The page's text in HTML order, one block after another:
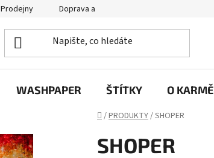
Prodejny Doprava a platba
WASHPAPER ŠTÍTKY O KARMĚ
Domů
/PRODUKTY/SHOPER
SHOPER